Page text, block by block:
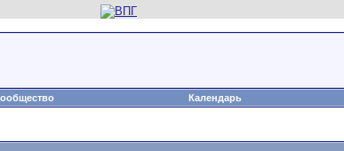
Календарь